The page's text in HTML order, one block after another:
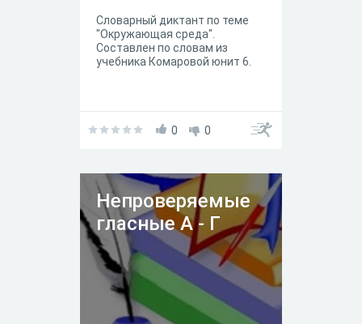
Словарный диктант по теме
"Окружающая среда".
Составлен по словам из
учебника Комаровой юнит 6.
0 0
Непроверяемые
гласные А - Г